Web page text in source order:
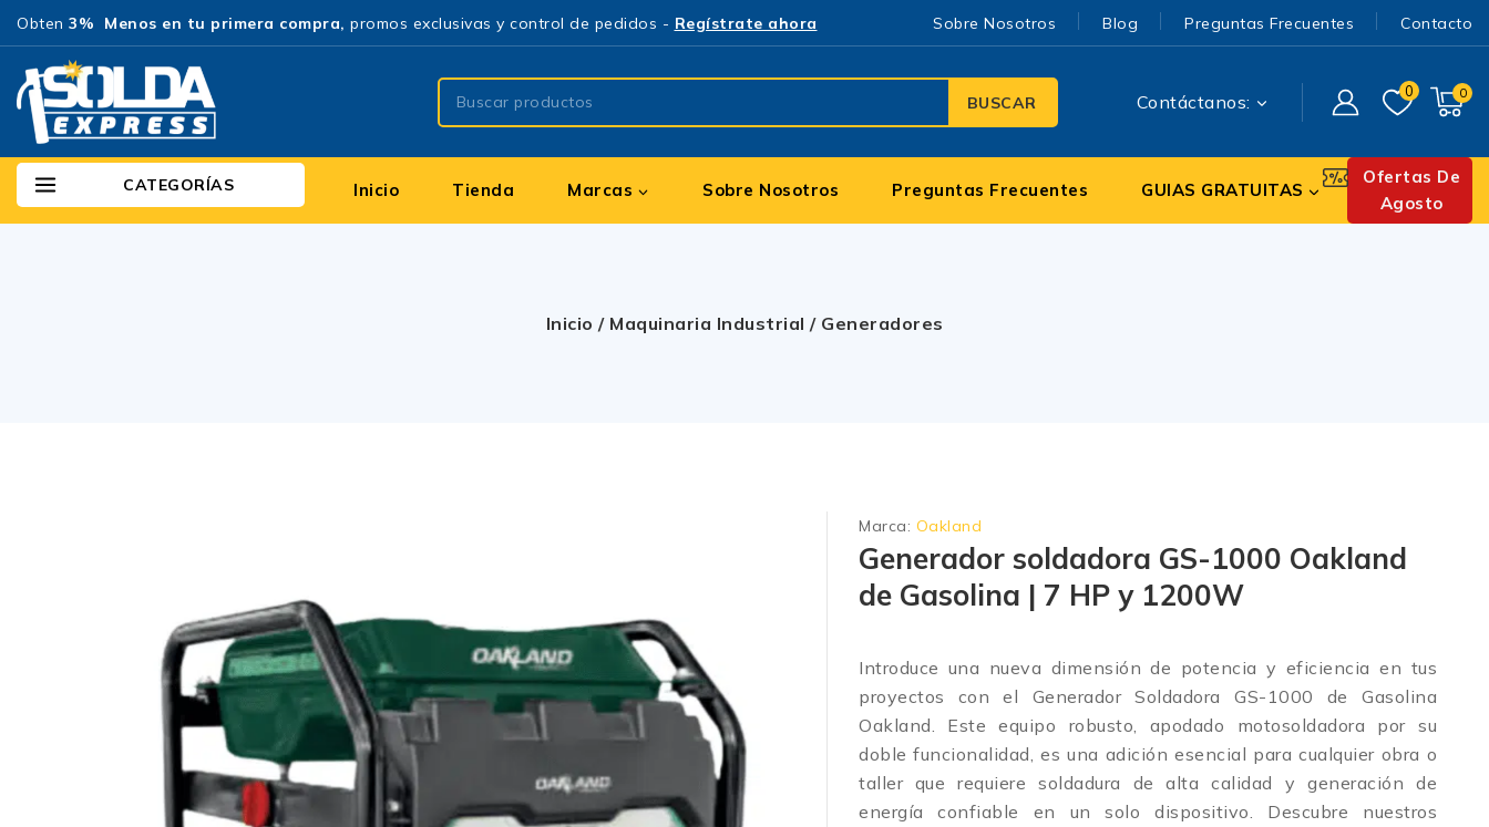
Obten 3% Menos en tu primera compra, promos exclusivas y control de pedidos - Regístrate ahora Sobre Nosotros Blog Preguntas Frecuentes Contacto
BUSCAR Contáctanos: 0 0
CATEGORÍAS Inicio Tienda Marcas Sobre Nosotros Preguntas Frecuentes GUIAS GRATUITAS
Ofertas De
Agosto
Inicio / Maquinaria Industrial / Generadores
Marca: Oakland
Generador soldadora GS-1000 Oakland
de Gasolina | 7 HP y 1200W
Introduce una nueva dimensión de potencia y eficiencia en tus
proyectos con el Generador Soldadora GS-1000 de Gasolina
Oakland. Este equipo robusto, apodado motosoldadora por su
doble funcionalidad, es una adición esencial para cualquier obra o
taller que requiere soldadura de alta calidad y generación de
energía confiable en un solo dispositivo. Descubre nuestros